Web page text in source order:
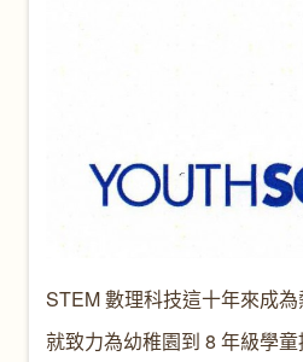
STEM 數理科技這十年來成
就致力為幼稚園到 8 年級學